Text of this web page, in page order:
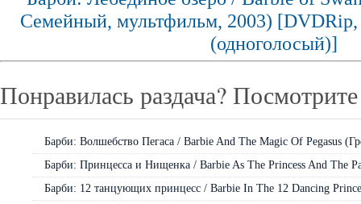
Семейный, мультфильм, 2003)
(одноголосый)]
Понравилась раздача?
Барби: Волшебство Пегаса / Barbie And The Magic Of Pegasus
Барби: Принцесса и Нищенка / Barbie As The Princess And The
Барби: 12 танцующих принцесс / Barbie In The 12 Dancing